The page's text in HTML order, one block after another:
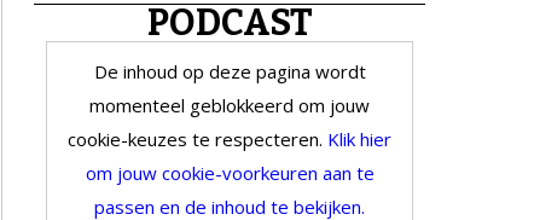
PODCAST
De inhoud op deze pagina wordt
momenteel geblokkeerd om jouw
cookie-keuzes te respecteren. Klik hier
om jouw cookie-voorkeuren aan te
passen en de inhoud te bekijken.